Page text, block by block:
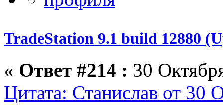
TradeStation 9.1 build 12880
« Ответ #214 : 30
Цитата: Станислав от 30